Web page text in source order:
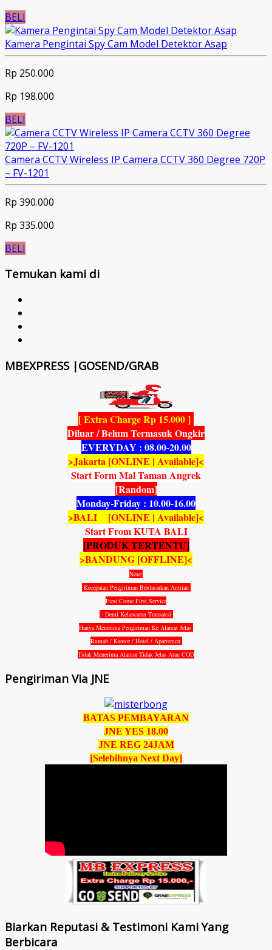
BELI
Kamera Pengintai Spy Cam Model Detektor Asap
Rp 250.000
Rp 198.000
BELI
Camera CCTV Wireless IP Camera CCTV 360 Degree 720P
– FV-1201
Rp 390.000
Rp 335.000
BELI
Temukan kami di
MBEXPRESS |GOSEND/GRAB
[ Extra Charge Rp 15.000 ]
Diluar / Belum Termasuk Ongkir
EVERYDAY : 08.00-20.00
>Jakarta [ONLINE | Available]<
Start Form Mal Taman Angrek
[Random]
Monday-Friday : 10.00-16.00
>BALI [ONLINE | Available]<
Start From KUTA BALI
[PRODUK TERTENTU]
>BANDUNG [OFFLINE]<
Note:
Kecepatan Pengiriman Berdasarkan Antrian
First Come First Service
- Demi Kelancaran Transaksi
Hanya Menerima Pengiriman Ke Alamat Jelas
Rumah / Kantor / Hotel / Apartemen
Tidak Menerima Alamat Tidak Jelas Atau COD
Pengiriman Via JNE
BATAS PEMBAYARAN
JNE YES 18.00
JNE REG 24JAM
[Selebihnya Next Day]
Biarkan Reputasi & Testimoni Kami Yang
Berbicara